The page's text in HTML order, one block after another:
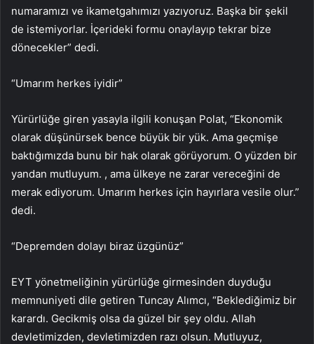
numaramızı ve ikametgahımızı yazıyoruz. Başka bir şekil
de istemiyorlar. İçerideki formu onaylayıp tekrar bize
dönecekler” dedi.
“Umarım herkes iyidir”
Yürürlüğe giren yasayla ilgili konuşan Polat, “Ekonomik
olarak düşünürsek bence büyük bir yük. Ama geçmişe
baktığımızda bunu bir hak olarak görüyorum. O yüzden bir
yandan mutluyum. , ama ülkeye ne zarar vereceğini de
merak ediyorum. Umarım herkes için hayırlara vesile olur.”
dedi.
“Depremden dolayı biraz üzgünüz”
EYT yönetmeliğinin yürürlüğe girmesinden duyduğu
memnuniyeti dile getiren Tuncay Alımcı, “Beklediğimiz bir
karardı. Gecikmiş olsa da güzel bir şey oldu. Allah
devletimizden, devletimizden razı olsun. Mutluyuz,